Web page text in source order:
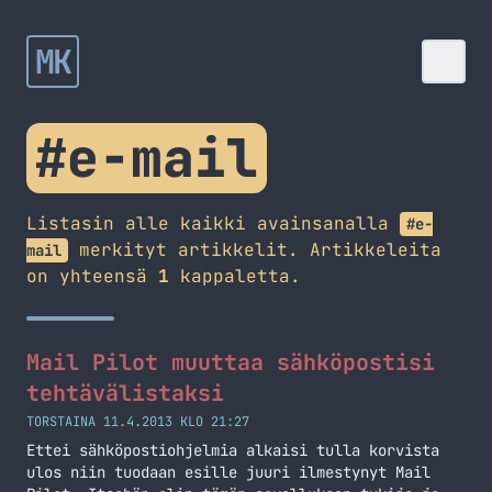
MK
#e-mail
Listasin alle kaikki avainsanalla
#e-
mail
merkityt artikkelit. Artikkeleita
on yhteensä 1 kappaletta.
Mail Pilot muuttaa sähköpostisi
tehtävälistaksi
TORSTAINA 11.4.2013 KLO 21:27
Ettei sähköpostiohjelmia alkaisi tulla korvista
ulos niin tuodaan esille juuri ilmestynyt Mail